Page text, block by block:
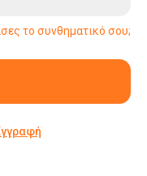
το συνθηματικό σου;